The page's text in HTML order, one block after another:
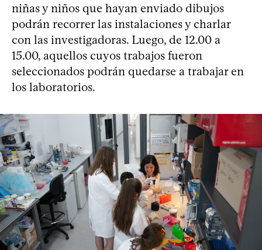
niñas y niños que hayan enviado dibujos
podrán recorrer las instalaciones y charlar
con las investigadoras. Luego, de 12.00 a
15.00, aquellos cuyos trabajos fueron
seleccionados podrán quedarse a trabajar en
los laboratorios.